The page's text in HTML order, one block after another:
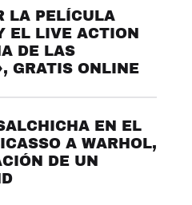
LA PELÍCULA
EL LIVE ACTION
DE LAS
GRATIS ONLINE
EN EL
A WARHOL,
DE UN